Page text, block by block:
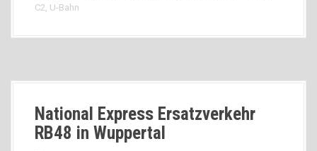
C2, U-Bahn
National Express Ersatzverkehr
RB48 in Wuppertal